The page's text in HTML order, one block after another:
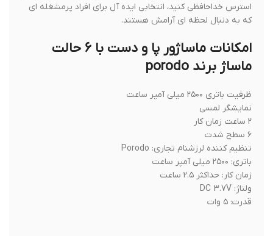
استرس خداحافظی کنید، انتخابی ایده آل برای افراد پرمشغله ای
که به دنبال لحظه ای آرامش هستند.
امکانات ماساژور پا و دست با 6 حالت
ماساژ برند porodo
ظرفیت باتری ۲۵۰۰ میلی آمپر ساعت
نمایشگر لمسی
تنظیم کننده لرزشنام تجاری: Porodo
باتری: ۲۵۰۰ میلی آمپر ساعت
زمان کار: حداکثر ۲.۵ ساعت
ولتاژ: DC 3.7V
قدرت: ۵ وات